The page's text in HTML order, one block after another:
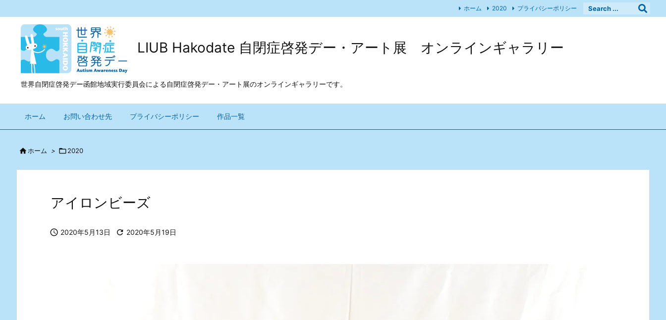
LIUB Hakodate 自閉症啓発デー・アート展 オンラインギャラリー
世界自閉症啓発デー函館地域実行委員会による自閉症啓発デー・アート展のオンラインギャラリーです。
ホーム お問い合わせ先 プライバシーポリシー 作品一覧
ホーム 2020 プライバシーポリシー
ホーム > 2020
アイロンビーズ
 2020年5月13日  2020年5月19日